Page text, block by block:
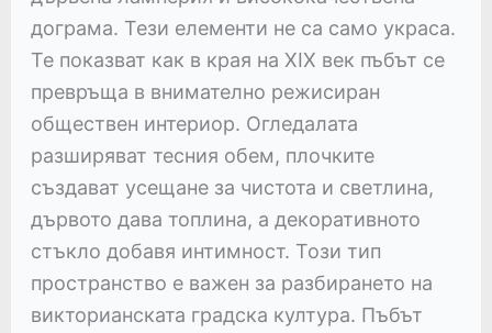
дограма. Тези елементи не са само украса.
Те показват как в края на XIX век пъбът се
превръща в внимателно режисиран
обществен интериор. Огледалата
разширяват тесния обем, плочките
създават усещане за чистота и светлина,
дървото дава топлина, а декоративното
стъкло добавя интимност. Този тип
пространство е важен за разбирането на
викторианската градска култура. Пъбът